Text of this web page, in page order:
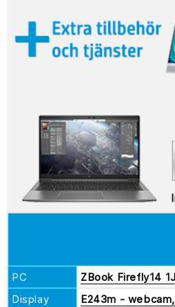
PC
ZBook Firefly14
Display
E243m -